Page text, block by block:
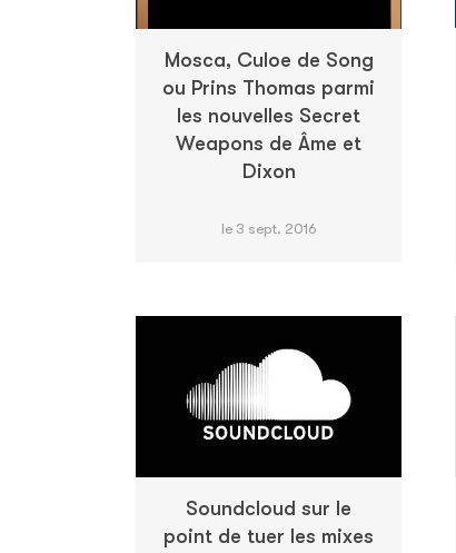
Mosca, Culoe de Song
ou Prins Thomas parmi
les nouvelles Secret
Weapons de Âme et
Dixon
le 3 sept. 2016
Soundcloud sur le
point de tuer les mixes